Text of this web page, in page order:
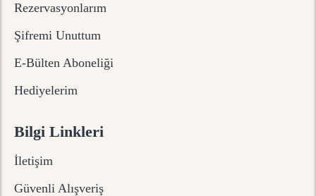
Rezervasyonlarım
Şifremi Unuttum
E-Bülten Aboneliği
Hediyelerim
Bilgi Linkleri
İletişim
Güvenli Alışveriş